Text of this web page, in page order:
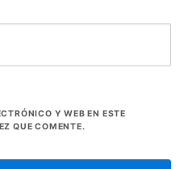
Y WEB EN ESTE
QUE COMENTE.